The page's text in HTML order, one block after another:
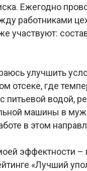
Ежегодно
работниками
участвуют:
улучшить
отсеке, где
с питьевой
машины в
в этом
эффектности
«Лучший